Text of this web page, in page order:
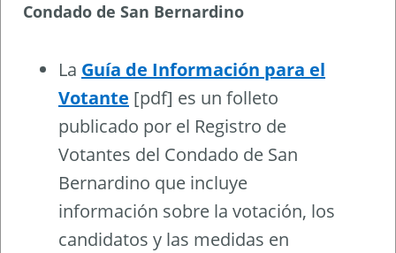
Condado de San Bernardino
La Guía de Información para el
Votante [pdf] es un folleto
publicado por el Registro de
Votantes del Condado de San
Bernardino que incluye
información sobre la votación, los
candidatos y las medidas en